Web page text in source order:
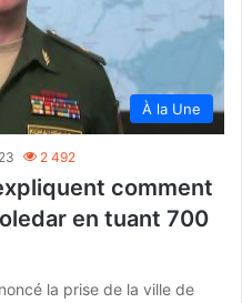
À la Une
2 492
comment
en tuant 700
la prise de la ville de